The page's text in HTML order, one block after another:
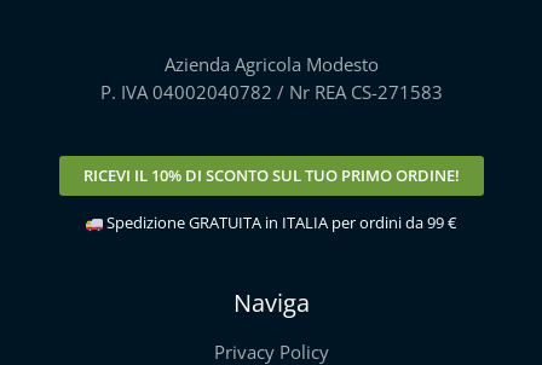
Azienda Agricola Modesto
P. IVA 04002040782 / Nr REA CS-271583
RICEVI IL 10% DI SCONTOSUL TUO PRIMO ORDINE!
Spedizione GRATUITA in ITALIA per ordini da 99 €
Naviga
Privacy Policy